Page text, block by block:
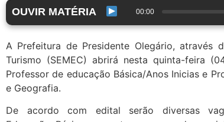
OUVIR MATÉRIA 00:00
A Prefeitura de Presidente Olegário, através
Turismo (SEMEC) abrirá nesta quinta-feira
Professor de educação Básica/Anos Inicias e
e Geografia.
De acordo com edital serão diversas